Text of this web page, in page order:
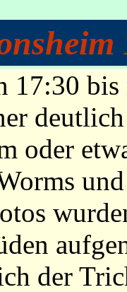
17:30
oder
der